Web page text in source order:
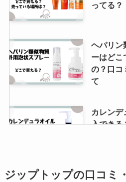
ってる？
ヘパリン
ーはどこ
の？口コ
て
カレンデ
入できる
薬菓(ヤ
ジップトップの口コミ